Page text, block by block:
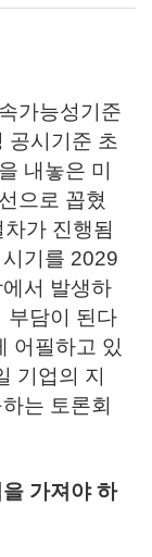
가능성기준
공시기준 초
내놓은 미
으로 꼽혔
가 진행됨
기를 2029
서 발생하
부담이 된다
어필하고 있
기업의 지
는 토론회
가져야 하